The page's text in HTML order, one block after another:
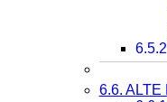
6.6. ALTE